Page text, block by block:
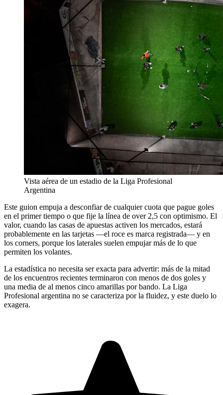
Vista aérea de un estadio de la Liga Profesional
Argentina
Este guion empuja a desconfiar de cualquier cuota que pague goles
en el primer tiempo o que fije la línea de over 2,5 con optimismo. El
valor, cuando las casas de apuestas activen los mercados, estará
probablemente en las tarjetas —el roce es marca registrada— y en
los corners, porque los laterales suelen empujar más de lo que
permiten los volantes.
La estadística no necesita ser exacta para advertir: más de la mitad
de los encuentros recientes terminaron con menos de dos goles y
una media de al menos cinco amarillas por bando. La Liga
Profesional argentina no se caracteriza por la fluidez, y este duelo lo
exagera.